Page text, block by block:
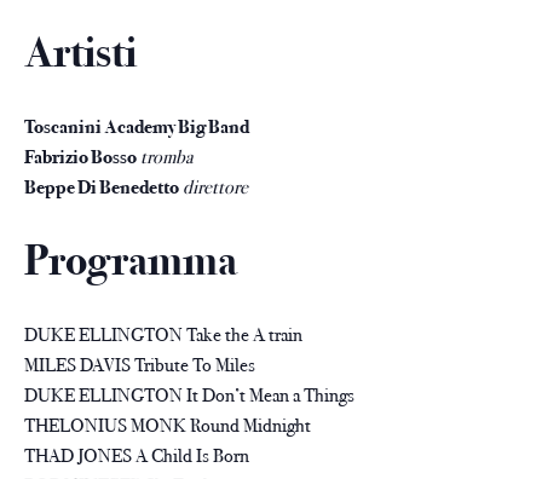
Artisti
Toscanini Academy Big Band
Fabrizio Bosso tromba
Beppe Di Benedetto direttore
Programma
DUKE ELLINGTON Take the A train
MILES DAVIS Tribute To Miles
DUKE ELLINGTON It Don’t Mean a Things
THELONIUS MONK Round Midnight
THAD JONES A Child Is Born